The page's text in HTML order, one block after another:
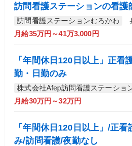
訪問看護ステーションの看護
訪問看護ステーションむろかわ
月給35万円～41万3,000円
「年間休日120日以上」正看
勤・日勤のみ
株式会社Afep訪問看護ステーショ
月給30万円～32万円
「年間休日120日以上」/正
み/訪問看護/夜勤なし